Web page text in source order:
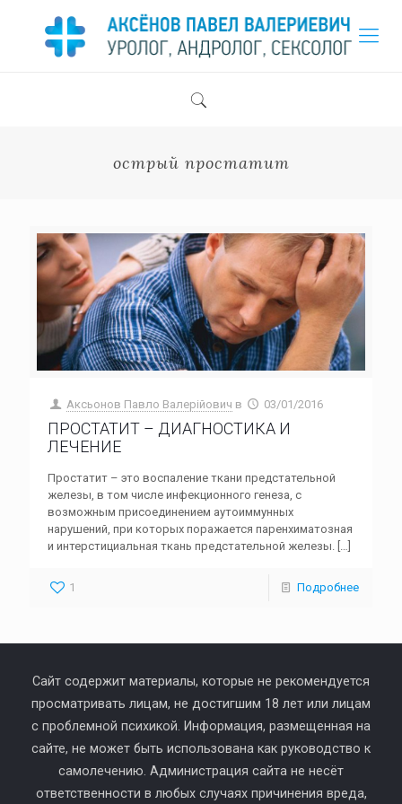
острый простатит
Аксьонов Павло Валерійович в 03/01/2016
ПРОСТАТИТ – ДИАГНОСТИКА И
ЛЕЧЕНИЕ
Простатит – это воспаление ткани предстательной
железы, в том числе инфекционного генеза, с
возможным присоединением аутоиммунных
нарушений, при которых поражается паренхиматозная
и интерстициальная ткань предстательной железы.
1 Подробнее
Сайт содержит материалы, которые не рекомендуется
просматривать лицам, не достигшим 18 лет или лицам
с проблемной психикой. Информация, размещенная на
сайте, не может быть использована как руководство к
самолечению. Администрация сайта не несёт
ответственности в любых случаях причинения вреда,